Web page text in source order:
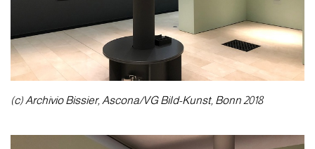
(c) Archivio Bissier, Ascona/VG Bild-Kunst, Bonn 2018